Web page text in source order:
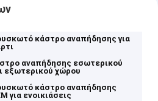
κάστρο αναπήδησης για
αναπήδησης εσωτερικού
εξωτερικού χώρου
κάστρο αναπήδησης
για ενοικιάσεις